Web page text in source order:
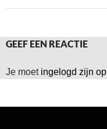
GEEF EEN REACTIE
Je moet ingelogd zijn op